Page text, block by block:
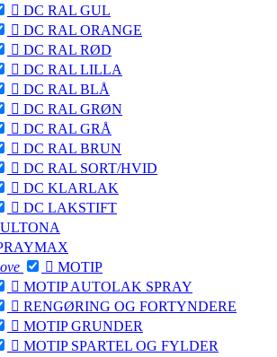
 DC RAL GUL
 DC RAL ORANGE
 DC RAL RØD
 DC RAL LILLA
 DC RAL BLÅ
 DC RAL GRØN
 DC RAL GRÅ
 DC RAL BRUN
 DC RAL SORT/HVID
 DC KLARLAK
 DC LAKSTIFT
 MOTIP
 MOTIP AUTOLAK SPRAY
 RENGØRING OG FORTYNDERE
 MOTIP GRUNDER
 MOTIP SPARTEL OG FYLDER